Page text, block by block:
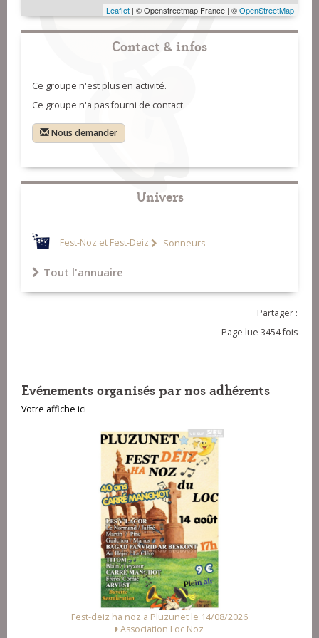
Leaflet | © Openstreetmap France | ©OpenStreetMap
Contact & infos
Ce groupe n'est plus en activité.
Ce groupe n'a pas fourni de contact.
Nous demander
Univers
Fest-Noz et Fest-Deiz Sonneurs
Tout l'annuaire
Partager :
Page lue 3454 fois
Evénements organisés par nos adhérents
Votre affiche ici
ha noz a Pluzunet le 14/08/2026